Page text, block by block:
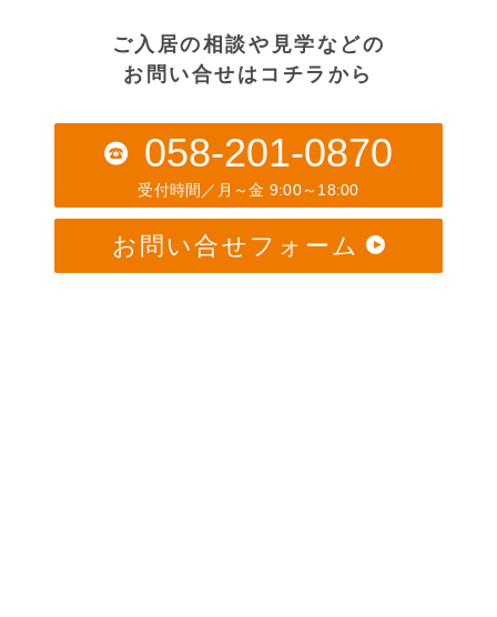
ご入居の相談や見学などの
お問い合せはコチラから
058-201-0870
受付時間／月～金 9:00～18:00
お問い合せフォーム